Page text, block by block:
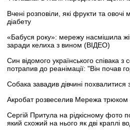
Вчені розповіли, які фрукти та овочі
діабету
«Бабуся року»: мережу насмішила
заради келиха з вином (ВІДЕО)
Син відомого українського співака з
потрапив до реанімації: "Він почав
Собака завадив дівчині
Акробат розвеселив Мережа
Сергій Притула на рідкісному фото
який схожий на нього як дві краплі